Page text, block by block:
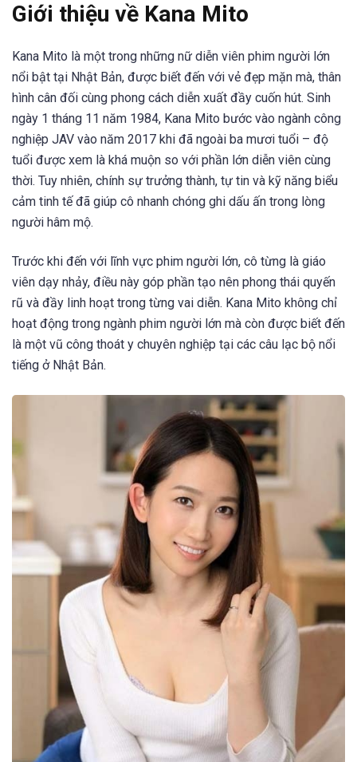
Giới thiệu về Kana Mito
Kana Mito là một trong những nữ diễn viên phim người lớn
nổi bật tại Nhật Bản, được biết đến với vẻ đẹp mặn mà, thân
hình cân đối cùng phong cách diễn xuất đầy cuốn hút. Sinh
ngày 1 tháng 11 năm 1984, Kana Mito bước vào ngành công
nghiệp JAV vào năm 2017 khi đã ngoài ba mươi tuổi – độ
tuổi được xem là khá muộn so với phần lớn diễn viên cùng
thời. Tuy nhiên, chính sự trưởng thành, tự tin và kỹ năng biểu
cảm tinh tế đã giúp cô nhanh chóng ghi dấu ấn trong lòng
người hâm mộ.
Trước khi đến với lĩnh vực phim người lớn, cô từng là giáo
viên dạy nhảy, điều này góp phần tạo nên phong thái quyến
rũ và đầy linh hoạt trong từng vai diễn. Kana Mito không chỉ
hoạt động trong ngành phim người lớn mà còn được biết đến
là một vũ công thoát y chuyên nghiệp tại các câu lạc bộ nổi
tiếng ở Nhật Bản.